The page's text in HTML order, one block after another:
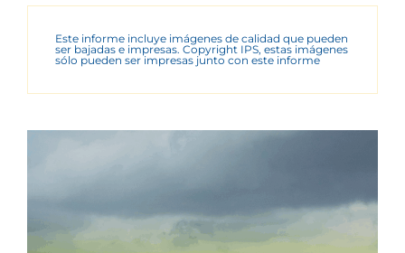
Este informe incluye imágenes de calidad que pueden
ser bajadas e impresas. Copyright IPS, estas imágenes
sólo pueden ser impresas junto con este informe